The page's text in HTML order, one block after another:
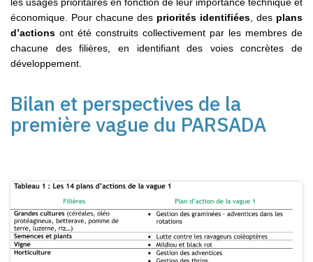
économique. Pour chacune des priorités identifiées , des plans
d’actions ont été construits collectivement par les membres de
chacune des filières, en identifiant des voies concrètes de
développement.
Bilan et perspectives de la
première vague du PARSADA